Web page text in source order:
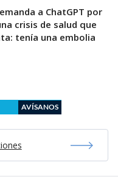
a ChatGPT por
crisis de salud que
tenía una embolia
AVÍSANOS